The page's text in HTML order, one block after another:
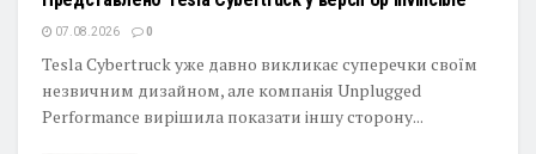
07.08.2026 0
Tesla Cybertruck уже давно викликає суперечки своїм
незвичним дизайном, але компанія Unplugged
Performance вирішила показати іншу сторону...